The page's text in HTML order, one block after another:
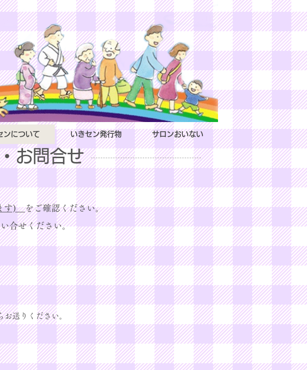
お問合せ
ます)をご確認ください。
合せください。
お送りください。
ンについて いきセン発行物 サロンおいない